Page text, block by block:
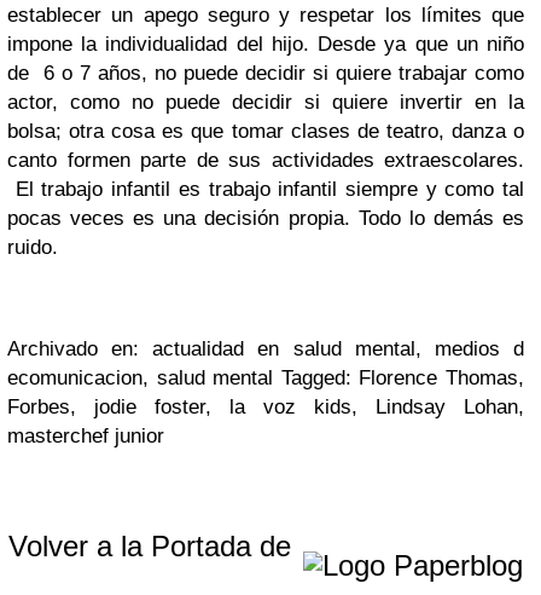
establecer un apego seguro y respetar los límites que
impone la individualidad del hijo. Desde ya que un niño
de 6 o 7 años, no puede decidir si quiere trabajar como
actor, como no puede decidir si quiere invertir en la
bolsa; otra cosa es que tomar clases de teatro, danza o
canto formen parte de sus actividades extraescolares.
El trabajo infantil es trabajo infantil siempre y como tal
pocas veces es una decisión propia. Todo lo demás es
ruido.
Archivado en: actualidad en salud mental, medios d
ecomunicacion, salud mental Tagged: Florence Thomas,
Forbes, jodie foster, la voz kids, Lindsay Lohan,
masterchef junior
Volver a la Portada de